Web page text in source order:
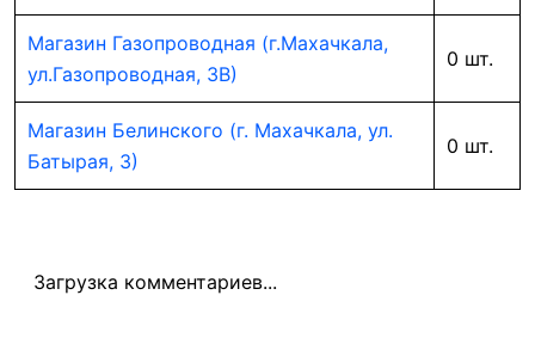
Магазин Газопроводная (г.Махачкала,
ул.Газопроводная, 3В)
0 шт.
Магазин Белинского (г. Махачкала, ул.
Батырая, 3)
0 шт.
Загрузка комментариев...